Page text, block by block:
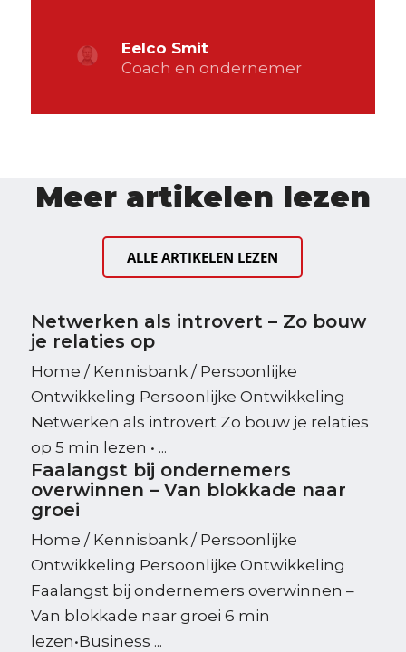
Eelco Smit
Coach en ondernemer
Meer artikelen lezen
ALLE ARTIKELEN LEZEN
Netwerken als introvert – Zo bouw
je relaties op
Home / Kennisbank / Persoonlijke
Ontwikkeling Persoonlijke Ontwikkeling
Netwerken als introvert Zo bouw je relaties
op 5 min lezen • ...
Faalangst bij ondernemers
overwinnen – Van blokkade naar
groei
Home / Kennisbank / Persoonlijke
Ontwikkeling Persoonlijke Ontwikkeling
Faalangst bij ondernemers overwinnen –
Van blokkade naar groei 6 min
lezen•Business ...